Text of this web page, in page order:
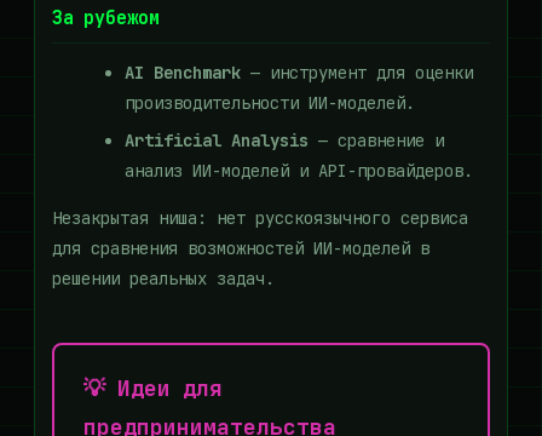
За рубежом
AI Benchmark — инструмент для оценки
производительности ИИ-моделей.
Artificial Analysis — сравнение и
анализ ИИ-моделей и API-провайдеров.
Незакрытая ниша: нет русскоязычного сервиса
для сравнения возможностей ИИ-моделей в
решении реальных задач.
💡 Идеи для
предпринимательства